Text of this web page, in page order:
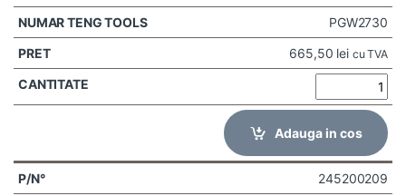
PGW2730
665,50 lei cu TVA
Adauga in cos
245200209